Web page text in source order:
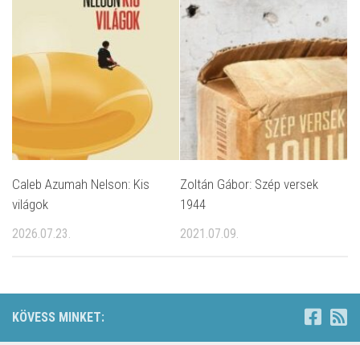
Caleb Azumah Nelson: Kis
világok
2026.07.23.
Zoltán Gábor: Szép versek
1944
2021.07.09.
KÖVESS MINKET: